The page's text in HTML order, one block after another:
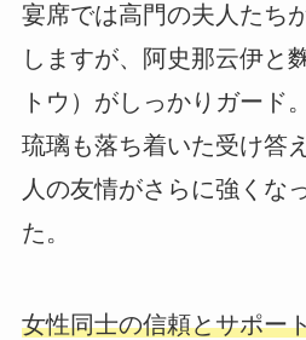
宴席では高門の夫人たち
しますが、阿史那云伊と
トウ）がしっかりガード。
琉璃も落ち着いた受け答
人の友情がさらに強くな
た。
女性同士の信頼とサポー